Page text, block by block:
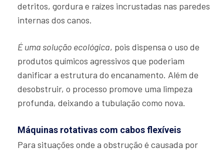
detritos, gordura e raízes incrustadas nas paredes
internas dos canos.
É uma solução ecológica, pois dispensa o uso de
produtos químicos agressivos que poderiam
danificar a estrutura do encanamento. Além de
desobstruir, o processo promove uma limpeza
profunda, deixando a tubulação como nova.
Máquinas rotativas com cabos flexíveis
Para situações onde a obstrução é causada por